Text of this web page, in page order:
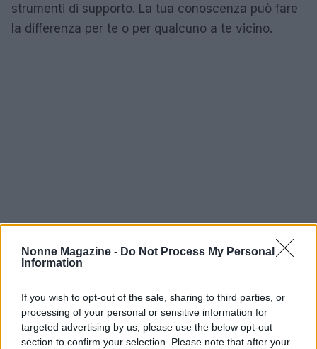
Nonne Magazine - Do Not Process My Personal
Information
If you wish to opt-out of the sale, sharing to third parties, or
processing of your personal or sensitive information for
targeted advertising by us, please use the below opt-out
section to confirm your selection. Please note that after your
strumenti di supporto. La tua conoscenza può fare
la differenza per te o per qualcuno a te vicino.
AUTORE
AiAdhubMedia